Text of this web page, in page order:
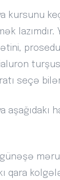
kursunu
lazımdır.
seçə
aşağıdakı
qara